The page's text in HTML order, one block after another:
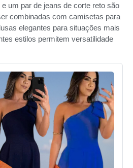
um par de jeans de corte reto são
combinadas com camisetas para
elegantes para situações mais
estilos permitem versatilidade